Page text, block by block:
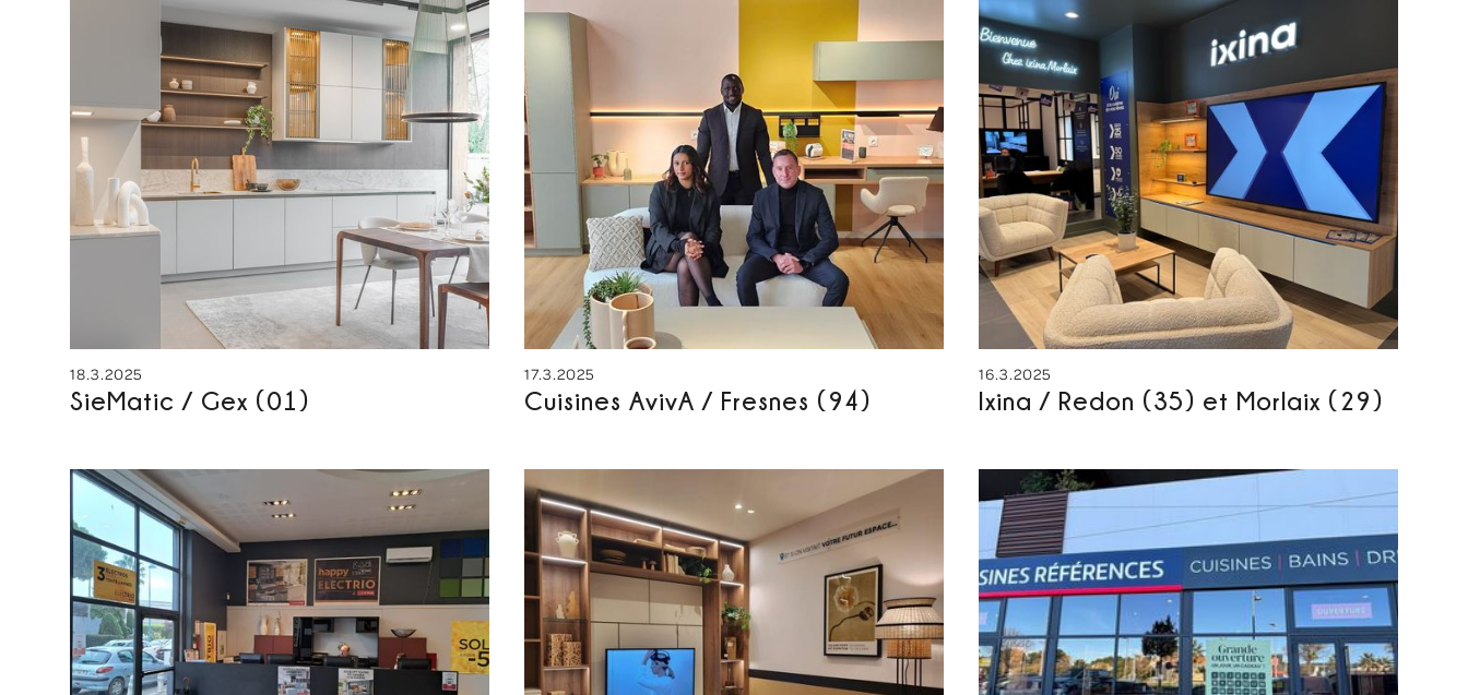
18.3.2025
SieMatic / Gex (01)
17.3.2025
Cuisines AvivA / Fresnes (94)
16.3.2025
Ixina / Redon (35) et Morlaix (29)